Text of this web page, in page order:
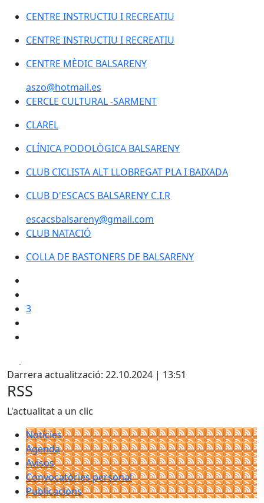
CENTRE INSTRUCTIU I RECREATIU
CENTRE INSTRUCTIU I RECREATIU
CENTRE MÈDIC BALSARENY
aszo@hotmail.es
CERCLE CULTURAL -SARMENT
CLAREL
CLÍNICA PODOLÒGICA BALSARENY
CLUB CICLISTA ALT LLOBREGAT PLA I BAIXADA
CLUB CICLISTA ALT LLOBREGAT PLA I BAIXADA
CLUB D'ESCACS BALSARENY C.I.R
CLUB D'ESCACS BALSARENY C.I.R
escacsbalsareny@gmail.com
CLUB NATACIÓ
COLLA DE BASTONERS DE BALSARENY
3
Darrera actualització: 22.10.2024 | 13:51
RSS
L'actualitat a un clic
Notícies
Agenda
Avisos
Convocatòries personal
Publicacions